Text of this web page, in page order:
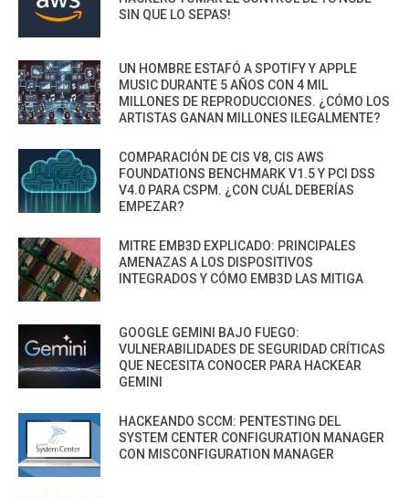
SIN QUE LO SEPAS!
UN HOMBRE ESTAFÓ A SPOTIFY Y APPLE
MUSIC DURANTE 5 AÑOS CON 4 MIL
MILLONES DE REPRODUCCIONES. ¿CÓMO LOS
ARTISTAS GANAN MILLONES ILEGALMENTE?
COMPARACIÓN DE CIS V8, CIS AWS
FOUNDATIONS BENCHMARK V1.5 Y PCI DSS
V4.0 PARA CSPM. ¿CON CUÁL DEBERÍAS
EMPEZAR?
MITRE EMB3D EXPLICADO: PRINCIPALES
AMENAZAS A LOS DISPOSITIVOS
INTEGRADOS Y CÓMO EMB3D LAS MITIGA
GOOGLE GEMINI BAJO FUEGO:
VULNERABILIDADES DE SEGURIDAD CRÍTICAS
QUE NECESITA CONOCER PARA HACKEAR
GEMINI
HACKEANDO SCCM: PENTESTING DEL
SYSTEM CENTER CONFIGURATION MANAGER
CON MISCONFIGURATION MANAGER